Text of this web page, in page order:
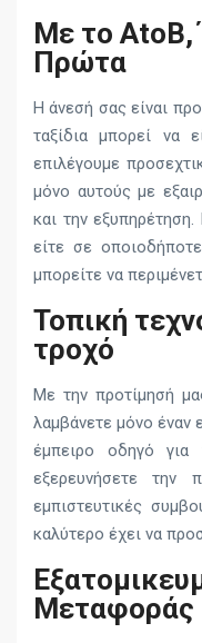
Με το AtoB,
Πρώτα
Η άνεσή σας είναι
ταξίδια μπορεί να
επιλέγουμε
μόνο αυτούς με
και την
είτε σε
μπορείτε να
Τοπική
τροχό
Με την προτίμησή
λαμβάνετε μόνο έναν
έμπειρο οδηγό για
εξερευνήσετε την
εμπιστευτικές
καλύτερο έχει να
Μεταφοράς